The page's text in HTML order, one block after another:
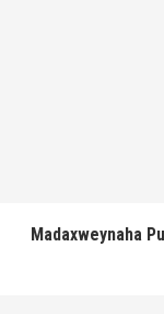
Madaxweynaha